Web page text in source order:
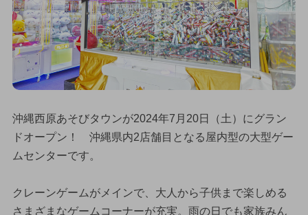
沖縄西原あそびタウンが2024年7月20日（土）にグラン
ドオープン！ 沖縄県内2店舗目となる屋内型の大型ゲー
ムセンターです。
クレーンゲームがメインで、大人から子供まで楽しめる
さまざまなゲームコーナーが充実。雨の日でも家族みん